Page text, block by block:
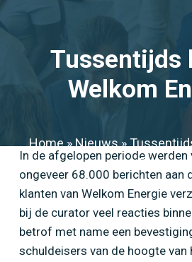
Skip
to
Tussentijds
Welkom
Home»Nieuws»
Energie
In de afgelopen periode werden
ongeveer 68.000 berichten aan
klanten van Welkom Energie
bij de curator veel reacties
betrof met name een
schuldeisers van de hoogte